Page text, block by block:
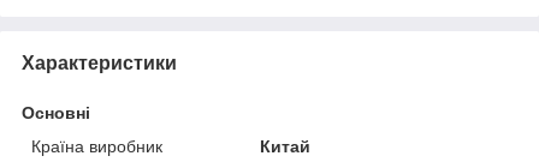
Характеристики
Основні
Країна виробник
Китай